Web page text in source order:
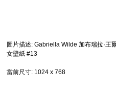
圖片描述: Gabriella Wilde 加布瑞拉·王
女壁紙 #13
當前尺寸: 1024 x 768